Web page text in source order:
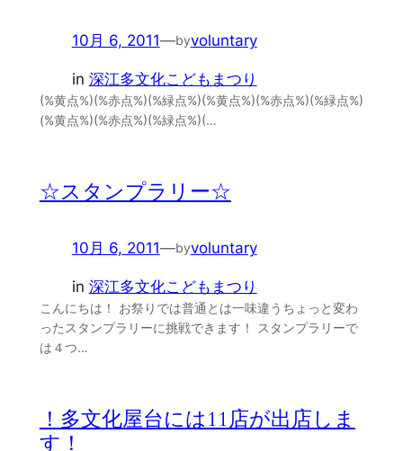
10月 6, 2011—byvoluntary
in 深江多文化こどもまつり
(%黄点%)(%赤点%)(%緑点%)(%黄点%)(%赤点%)(%緑点%)
(%黄点%)(%赤点%)(%緑点%)(…
☆スタンプラリー☆
10月 6, 2011—byvoluntary
in 深江多文化こどもまつり
こんにちは！ お祭りでは普通とは一味違うちょっと変わ
ったスタンプラリーに挑戦できます！ スタンプラリーで
は４つ…
！多文化屋台には11店が出店しま
す！